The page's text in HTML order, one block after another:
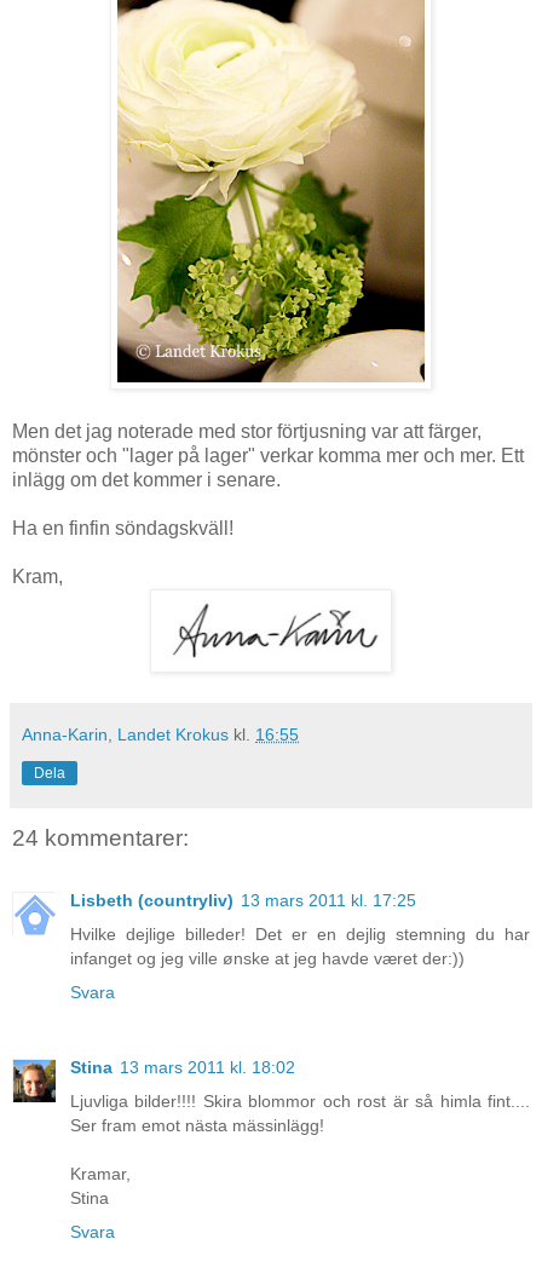
Men det jag noterade med stor förtjusning var att färger,
mönster och "lager på lager" verkar komma mer och mer. Ett
inlägg om det kommer i senare.
Ha en finfin söndagskväll!
Kram,
Anna-Karin, Landet Krokus kl. 16:55
Dela
24 kommentarer:
Lisbeth (countryliv) 13 mars 2011 kl. 17:25
Hvilke dejlige billeder! Det er en dejlig stemning du har
infanget og jeg ville ønske at jeg havde været der:))
Svara
Stina 13 mars 2011 kl. 18:02
Ljuvliga bilder!!!! Skira blommor och rost är så himla fint....
Ser fram emot nästa mässinlägg!
Kramar,
Stina
Svara